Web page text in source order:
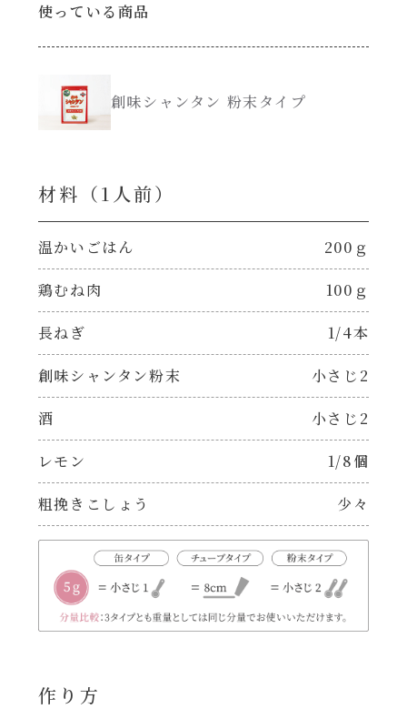
スープ
本気中華
鍋
シャンタン粉末（シャンタンチーズニングを
含む）
パウチのまんまシリーズ
だしまろ麺
シャンタン鍋
おもてなし
BBQ/キャンプ
白だし
そうめんつゆ
すき焼のたれ
焼肉のたれ 初代
焼肉のたれ 二代目
だしまろ酢
聖護院かぶらのもみじおろしぽん酢
ハコネーゼ 完熟トマト
ハコネーゼ 海老クリーム
使っている商品
創味シャンタン 粉末タイプ
材料（1⼈前）
温かいごはん 200ｇ
鶏むね肉 100ｇ
長ねぎ 1/4本
創味シャンタン粉末 小さじ2
酒 小さじ2
レモン 1/8個
粗挽きこしょう 少々
作り方